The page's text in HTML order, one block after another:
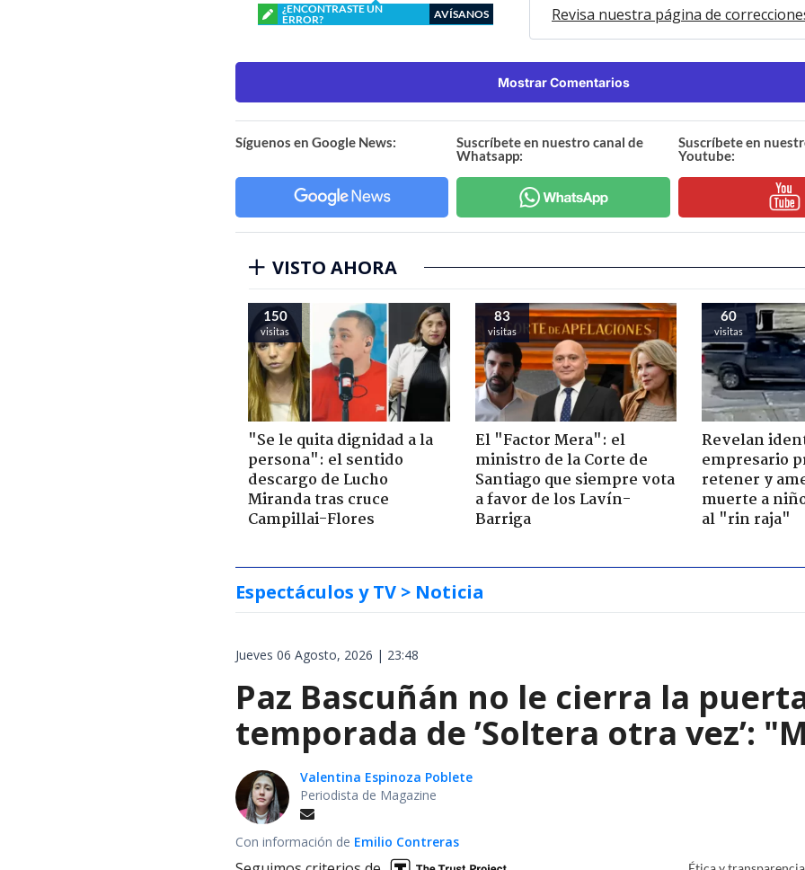
¿ENCONTRASTE UN
ERROR?
AVÍSANOS Revisa nuestra página de
Mostrar Comentarios
Síguenos en Google News:
Suscríbete en nuestro canal de
Whatsapp:
Suscríbete en
Youtube:
VISTO AHORA
150
visitas
"Se le quita dignidad a la
persona": el sentido
descargo de Lucho
Miranda tras cruce
Campillai-Flores
83
visitas
El "Factor Mera": el
ministro de la Corte de
Santiago que siempre vota
a favor de los Lavín-
Barriga
60
visitas
Revelan
empresario
retener y
muerte a
al "rin raja"
Espectáculos y TV > Noticia
Jueves 06 Agosto, 2026 | 23:48
Paz Bascuñán no le cierra la
temporada de ’Soltera otra vez’:
Valentina Espinoza Poblete
Periodista de Magazine
Con información de Emilio Contreras